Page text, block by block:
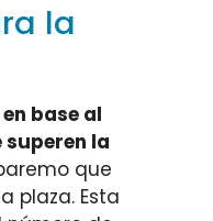
la
base al
la
que
plaza. Esta